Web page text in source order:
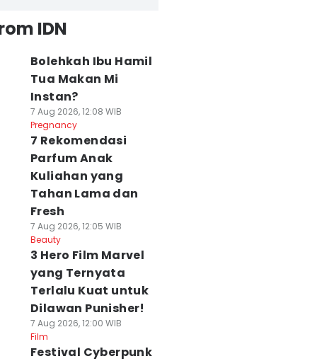
IDN
Bolehkah Ibu Hamil
Tua Makan Mi
Instan?
7 Aug 2026, 12:08 WIB
Pregnancy
7 Rekomendasi
Parfum Anak
Kuliahan yang
Tahan Lama dan
Fresh
7 Aug 2026, 12:05 WIB
Beauty
3 Hero Film Marvel
yang Ternyata
Terlalu Kuat untuk
Dilawan Punisher!
7 Aug 2026, 12:00 WIB
Film
Festival Cyberpunk